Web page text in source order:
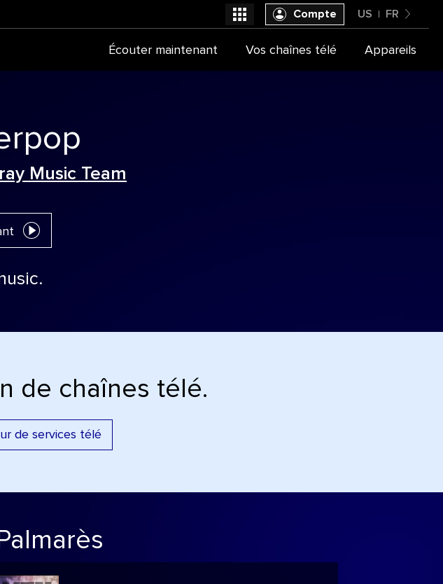
Music Team
de chaînes télé.
de services télé
Palmarès
United States
US FR
Compte
Écouter maintenant Vos chaînes télé Appareils